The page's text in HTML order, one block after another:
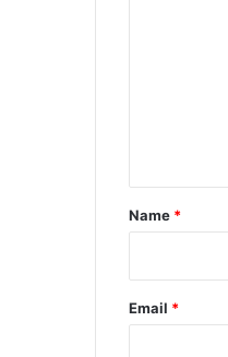
*
Name *
Email *